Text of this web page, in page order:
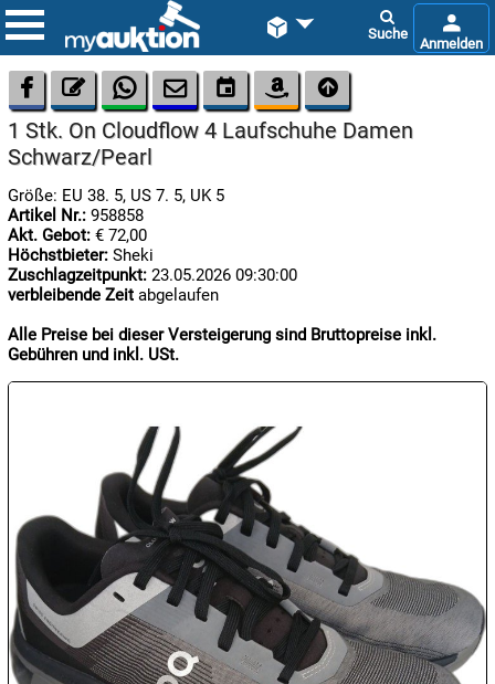
 

11.08:

11.08:
Aktion

11.08:
Milky
Way
Aktion

      
1 Stk. On Cloudflow 4 Laufschuhe Damen
Schwarz/Pearl
Größe: EU 38. 5, US 7. 5, UK 5
Artikel Nr.: 958858
Akt. Gebot: € 72,00
Höchstbieter: Sheki
Zuschlagzeitpunkt: 23.05.2026 09:30:00
verbleibende Zeit abgelaufen
Alle Preise bei dieser Versteigerung sind Bruttopreise inkl.
Gebühren und inkl. USt.